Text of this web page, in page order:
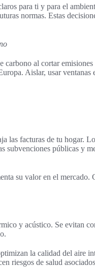
para ti y para el
normas. Estas
al cortar
Aislar, usar
las facturas de tu hogar.
públicas y
su valor en el mercado.
y acústico. Se evitan
la calidad del aire
riesgos de salud